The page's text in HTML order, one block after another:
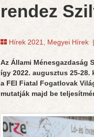
rendez
Hírek 2021 Megyei Hírek |
Az Állami Ménesgazdaság
így 2022. augusztus 25-
a FEI Fiatal Fogatlovak
mutatják majd be